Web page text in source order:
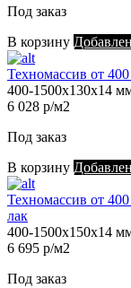
Под заказ
В корзину Добавлен
Техномассив от
400-1500х130х14
6 028 р/м2
Под заказ
В корзину Добавлен
Техномассив от
лак
400-1500х150х14
6 695 р/м2
Под заказ